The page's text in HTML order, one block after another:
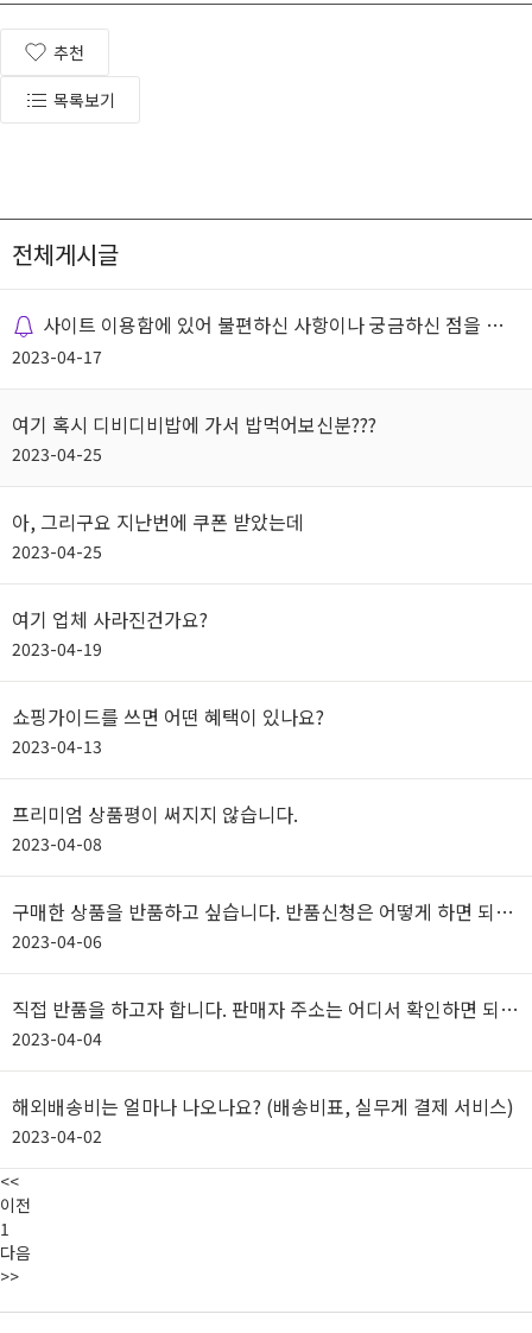
추천
목록보기
전체게시글
사이트 이용함에 있어 불편하신 사항이나 궁금하신 점을 질
문해 주시기 바랍니다.
2023-04-17
여기 혹시 디비디비밥에 가서 밥먹어보신분???
2023-04-25
아, 그리구요 지난번에 쿠폰 받았는데
2023-04-25
여기 업체 사라진건가요?
2023-04-19
쇼핑가이드를 쓰면 어떤 혜택이 있나요?
2023-04-13
프리미엄 상품평이 써지지 않습니다.
2023-04-08
구매한 상품을 반품하고 싶습니다. 반품신청은 어떻게 하면 되나
요?
2023-04-06
직접 반품을 하고자 합니다. 판매자 주소는 어디서 확인하면 되나
요?
2023-04-04
해외배송비는 얼마나 나오나요? (배송비표, 실무게 결제 서비스)
2023-04-02
<<
이전
1
다음
>>